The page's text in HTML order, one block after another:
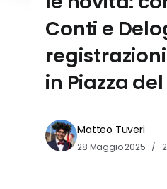
Conti e
in Piazza
Matteo Tuveri
28 Maggio 2025